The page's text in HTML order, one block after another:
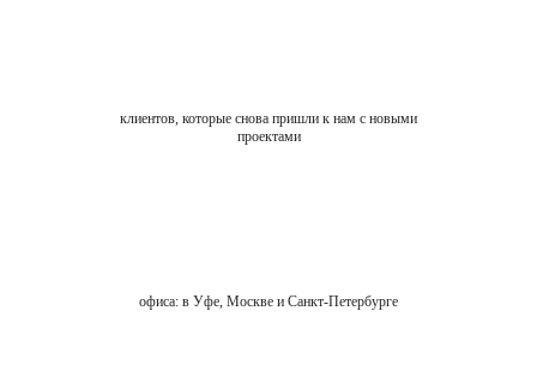
клиентов, которые снова пришли к нам с новыми
проектами
офиса: в Уфе, Москве и Санкт-Петербурге